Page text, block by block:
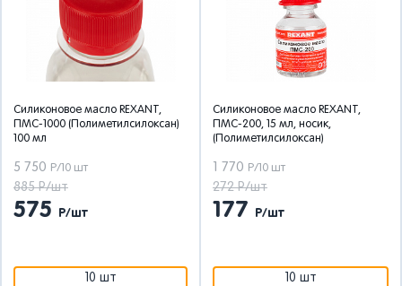
Силиконовое масло REXANT,
ПМС-1000 (Полиметилсилоксан)
100 мл
5 750 Р/10 шт
885 Р/шт
575 Р/шт
10 шт
Силиконовое масло REXANT,
ПМС-200, 15 мл, носик,
(Полиметилсилоксан)
1 770 Р/10 шт
272 Р/шт
177 Р/шт
10 шт